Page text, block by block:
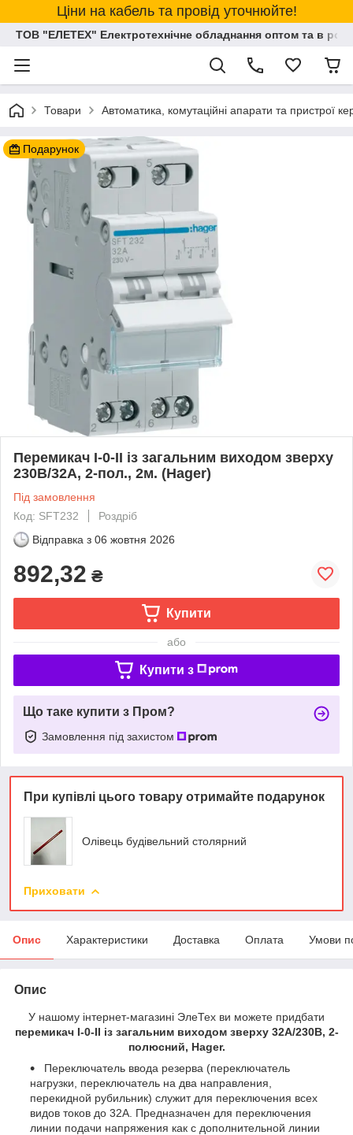
Ціни на кабель та провід уточнюйте!
ТОВ "ЕЛЕТЕХ" Електротехнічне обладнання оптом та в
Товари Автоматика, комутаційні апарати та пристрої
Подарунок
Перемикач I-0-II із загальним виходом зверху
230В/32А, 2-пол., 2м. (Hager)
Під замовлення
Код: SFT232
Роздріб
Відправка з 06 жовтня 2026
892,32 ₴
Купити
або
Купити з
Що таке купити з Пром?
Замовлення під захистом
При купівлі цього товару отримайте подарунок
Олівець будівельний столярний
Приховати
Опис Характеристики Доставка Оплата Умови
Опис
У нашому інтернет-магазині ЭлеТех ви можете придбати
перемикач I-0-II із загальним виходом зверху 32А/230В, 2-
полюсний, Hager.
Переключатель ввода резерва (переключатель
нагрузки, переключатель на два направления,
перекидной рубильник) служит для переключения всех
видов токов до 32А. Предназначен для переключения
линии подачи напряжения как с дополнительной линии